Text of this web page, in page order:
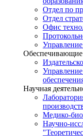
Отдел по
Отдел
Офис
Обеспечивающие
Научная
Медико-
Научно-